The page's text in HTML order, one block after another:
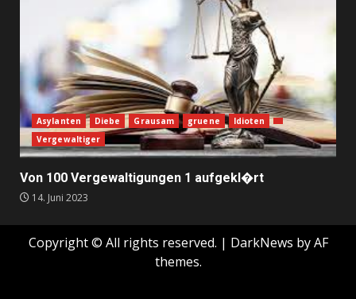
Asylanten Diebe Grausam gruene
Idioten
Vergewaltiger
Von 100 Vergewaltigungen 1 aufgekl�rt
14. Juni 2023
Copyright © All rights reserved. | DarkNews by AF
themes.